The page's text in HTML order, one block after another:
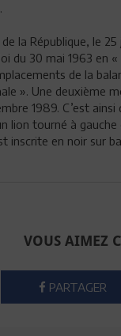
la République, le
du 30 mai 1963 en
de la
». Une deuxième
1989. C’est
lion tourné à
inscrite en noir sur
VOUS AIMEZ
PARTAGER